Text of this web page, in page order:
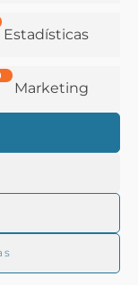
Estadísticas
Marketing
Lección 60.ª
caballar.
lanar. Ganado
Abejas.
68.ª